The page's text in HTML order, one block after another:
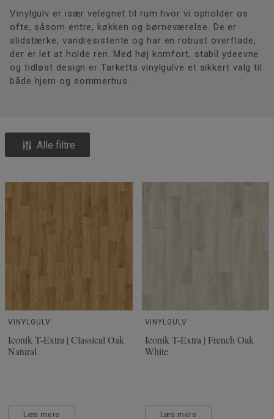
Vinylgulv er især velegnet til rum hvor vi opholder os
ofte, såsom entre, køkken og børneværelse. De er
slidstærke, vandresistente og har en robust overflade,
der er let at holde ren. Med høj komfort, stabil ydeevne
og tidløst design er Tarketts vinylgulve et sikkert valg til
både hjem og sommerhus.
Alle filtre
VINYLGULV
Iconik T-Extra | Classical Oak
Natural
Læs mere
VINYLGULV
Iconik T-Extra | French Oak
White
Læs mere